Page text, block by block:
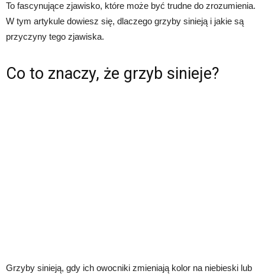
To fascynujące zjawisko, które może być trudne do zrozumienia.
W tym artykule dowiesz się, dlaczego grzyby sinieją i jakie są
przyczyny tego zjawiska.
Co to znaczy, że grzyb sinieje?
Grzyby sinieją, gdy ich owocniki zmieniają kolor na niebieski lub